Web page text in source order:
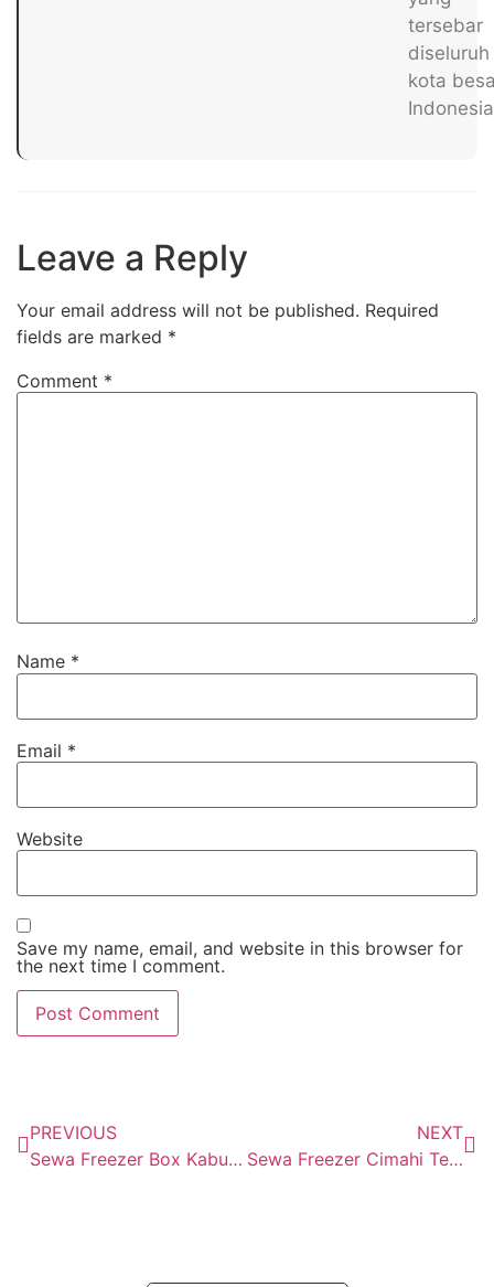
tersebar
diseluruh
kota
Leave a Reply
Your email address will not be published. Required
fields are marked *
Comment *
Name *
Email *
Website
Save my name, email, and website in this browser for
the next time I comment.
PREVIOUS
Sewa Freezer Box Kabupaten Bekasi
NEXT
Sewa Freezer Cimahi Tengah, Kota Cimahi